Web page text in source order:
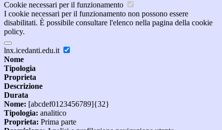
Cookie necessari per il funzionamento
I cookie necessari per il funzionamento non possono essere
disabilitati. È possibile consultare l'elenco nella pagina della cookie
policy.
lnx.icedanti.edu.it
Nome
Tipologia
Proprieta
Descrizione
Durata
Nome: [abcdef0123456789]{32}
Tipologia: analitico
Proprieta: Prima parte